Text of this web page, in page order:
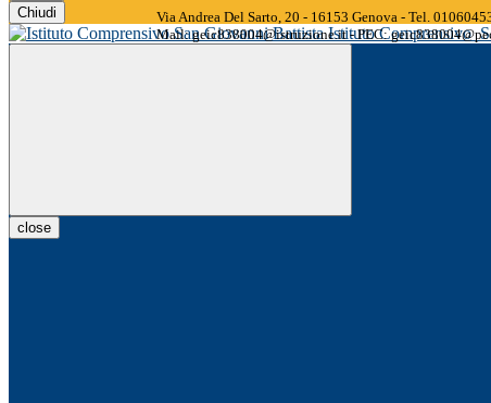
Chiudi
Istituto Comprensivo
Via Andrea Del Sarto, 20 - 16153 Genova - Tel.
Mail: geic838004@istruzione.it - PEC:
close